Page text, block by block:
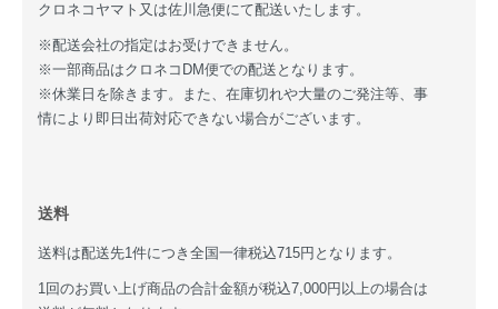
クロネコヤマト又は佐川急便にて配送いたします。
※配送会社の指定はお受けできません。
※一部商品はクロネコDM便での配送となります。
※休業日を除きます。また、在庫切れや大量のご発注等、事
情により即日出荷対応できない場合がございます。
送料
送料は配送先1件につき全国一律税込715円となります。
1回のお買い上げ商品の合計金額が税込7,000円以上の場合は